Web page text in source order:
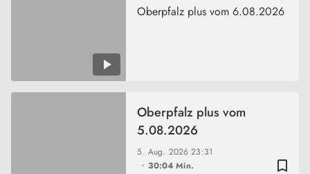
Oberpfalz plus vom 6.08.2026
bookmark_border
5. Aug. 202623:31
30:04 Min.
Oberpfalz plus vom
5.08.2026